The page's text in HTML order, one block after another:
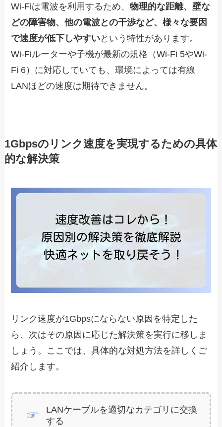
Wi-Fiは電波を利用するため、物理的な距離、壁な
どの障害物、他の電波との干渉など、様々な要因
で速度が低下しやすいという特性があります。
Wi-Fiルーターや子機が最新の規格（Wi-Fi 5やWi-
Fi 6）に対応していても、環境によっては有線
LANほどの速度は期待できません。
1Gbpsのリンク速度を実現するための具体
的な解決策
リンク速度が1Gbpsにならない原因を特定した
ら、次はその原因に応じた解決策を実行に移しま
しょう。ここでは、具体的な対処方法を詳しくご
紹介します。
LANケーブルを適切なカテゴリに交換
する